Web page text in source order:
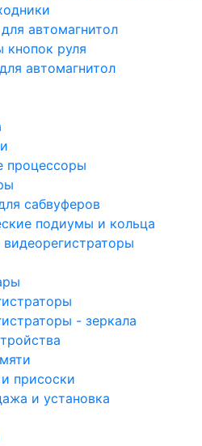
автомагнитол
кнопок руля
автомагнитол
процессоры
сабвуферов
подиумы и кольца
- зеркала
присоски
и установка